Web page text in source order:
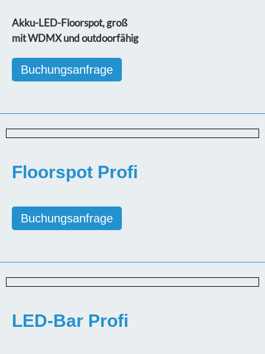
Akku-LED-Floorspot, groß
mit WDMX und outdoorfähig
Buchungsanfrage
Floorspot Profi
Buchungsanfrage
LED-Bar Profi